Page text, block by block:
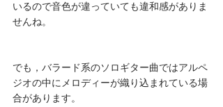
いるので音色が違っていても違和感がありま
せんね。
でも，バラード系のソロギター曲ではアルペ
ジオの中にメロディーが織り込まれている場
合があります。